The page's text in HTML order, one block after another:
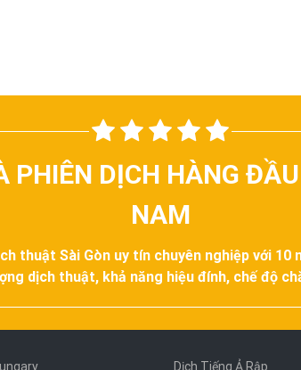
PHIÊN DỊCH HÀNG
NAM
thuật Sài Gòn uy tín chuyên nghiệp với 10
dịch thuật, khả năng hiệu đính, chế độ
Dịch Tiếng Ả Rập